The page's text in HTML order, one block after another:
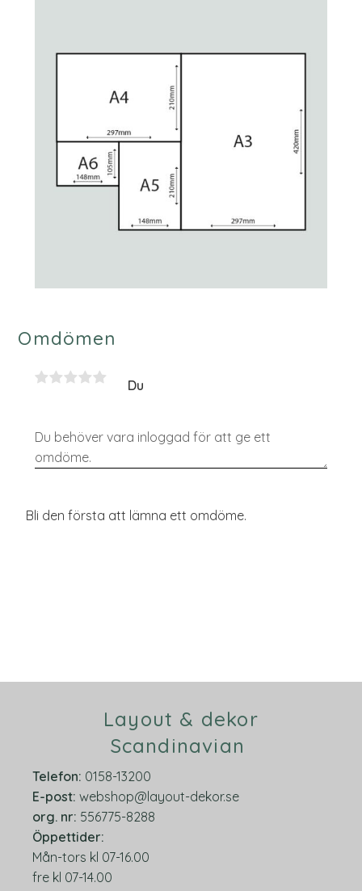
Omdömen
Du
Bli den första att lämna ett omdöme.
Layout & dekor
Scandinavian
Telefon: 0158-13200
E-post: webshop@layout-dekor.se
org. nr: 556775-8288
Öppettider:
Mån-tors kl 07-16.00
fre kl 07-14.00